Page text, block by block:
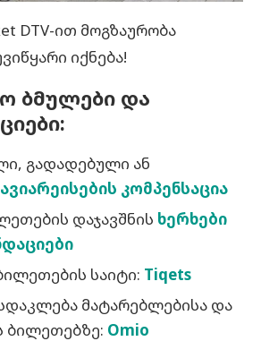
DTV-ით მოგზაურობა
იქნება!
ბმულები და
გადადებული ან
ავიარეისების კომპენსაცია
დაჯავშნის ხერხები
საიტი: Tiqets
მატარებლებისა და
ბილეთებზე: Omio